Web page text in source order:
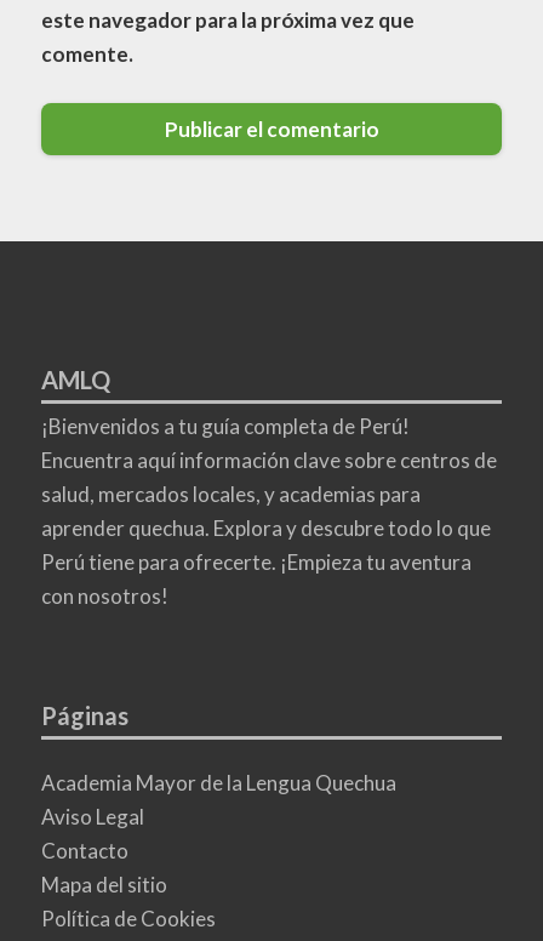
este navegador para la próxima vez que
comente.
AMLQ
¡Bienvenidos a tu guía completa de Perú!
Encuentra aquí información clave sobre centros de
salud, mercados locales, y academias para
aprender quechua. Explora y descubre todo lo que
Perú tiene para ofrecerte. ¡Empieza tu aventura
con nosotros!
Páginas
Academia Mayor de la Lengua Quechua
Aviso Legal
Contacto
Mapa del sitio
Política de Cookies